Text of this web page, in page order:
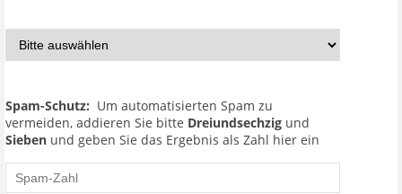
Spam-Schutz: Um automatisierten Spam zu
vermeiden, addieren Sie bitte Dreiundsechzig und
Sieben und geben Sie das Ergebnis als Zahl hier ein